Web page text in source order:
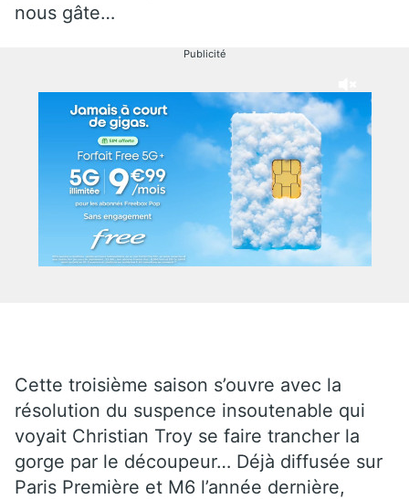
nous gâte…
Publicité
Cette troisième saison s’ouvre avec la
résolution du suspence insoutenable qui
voyait Christian Troy se faire trancher la
gorge par le découpeur… Déjà diffusée sur
Paris Première et M6 l’année dernière,